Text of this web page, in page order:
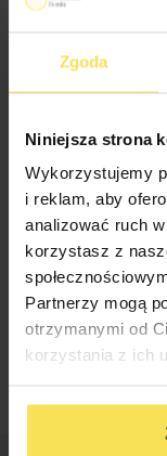
Zgoda
Niniejsza strona
Wykorzystujemy
i reklam, aby
analizować ruch
korzystasz z
Partnerzy mogą
otrzymanymi od
korzystania z ich
ALTANY